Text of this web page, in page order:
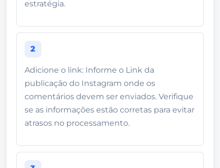
estratégia.
2
Adicione o link: Informe o Link da
publicação do Instagram onde os
comentários devem ser enviados. Verifique
se as informações estão corretas para evitar
atrasos no processamento.